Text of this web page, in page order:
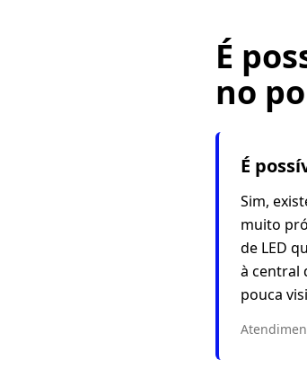
É
no
É
Sim,
muito
de LED
à central
pouca